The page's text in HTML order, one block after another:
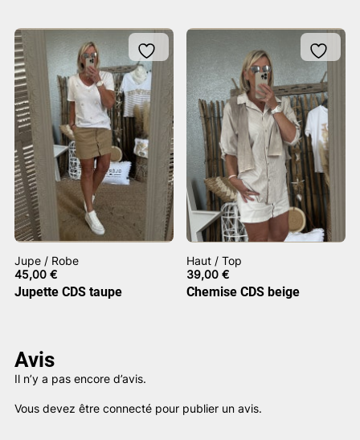
Jupe / Robe
45,00 €
Jupette CDS taupe
Haut / Top
39,00€
Chemise CDS beige
Avis
Il n’y a pas encore d’avis.
Vous devez être connecté pour publier un avis.